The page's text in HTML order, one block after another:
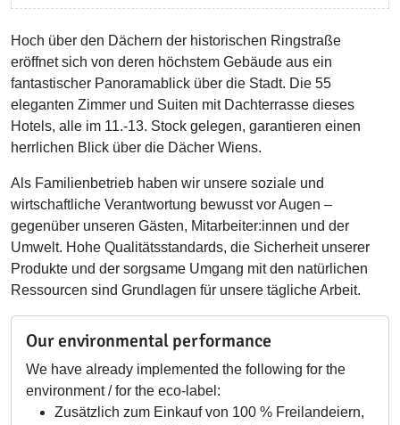
Hoch über den Dächern der historischen Ringstraße
eröffnet sich von deren höchstem Gebäude aus ein
fantastischer Panoramablick über die Stadt. Die 55
eleganten Zimmer und Suiten mit Dachterrasse dieses
Hotels, alle im 11.-13. Stock gelegen, garantieren einen
herrlichen Blick über die Dächer Wiens.
Als Familienbetrieb haben wir unsere soziale und
wirtschaftliche Verantwortung bewusst vor Augen –
gegenüber unseren Gästen, Mitarbeiter:innen und der
Umwelt. Hohe Qualitätsstandards, die Sicherheit unserer
Produkte und der sorgsame Umgang mit den natürlichen
Ressourcen sind Grundlagen für unsere tägliche Arbeit.
Our environmental performance
We have already implemented the following for the
environment / for the eco-label:
Zusätzlich zum Einkauf von 100 % Freilandeiern,